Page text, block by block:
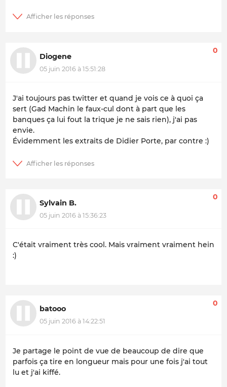
Diogene
05 juin 2016 à 15:51:28
0
J'ai toujours pas twitter et quand je vois ce à quoi ça
sert (Gad Machin le faux-cul dont à part que les
banques ça lui fout la trique je ne sais rien), j'ai pas
envie.
Évidemment les extraits de Didier Porte, par contre :)
Sylvain B.
05 juin 2016 à 15:36:23
0
C'était vraiment très cool. Mais vraiment vraiment hein
:)
batooo
05 juin 2016 à 14:22:51
0
Je partage le point de vue de beaucoup de dire que
parfois ça tire en longueur mais pour une fois j'ai tout
lu et j'ai kiffé.